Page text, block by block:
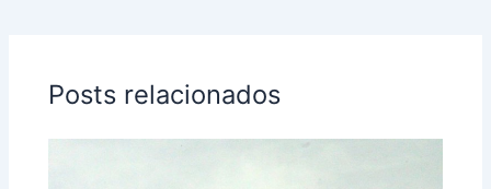
Posts relacionados